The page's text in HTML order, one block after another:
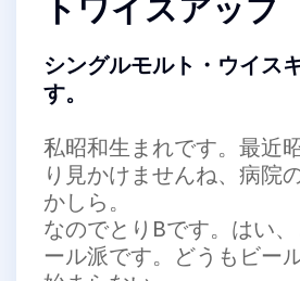
トワイスアップ
シングルモルト・ウイス
す。
私昭和生まれです。最近
り見かけませんね、病院
かしら。
なのでとりBです。はい
ール派です。どうもビー